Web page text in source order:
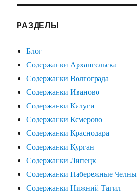
РАЗДЕЛЫ
Блог
Содержанки Архангельска
Содержанки Волгограда
Содержанки Иваново
Содержанки Калуги
Содержанки Кемерово
Содержанки Краснодара
Содержанки Курган
Содержанки Липецк
Содержанки Набережные Челны
Содержанки Нижний Тагил